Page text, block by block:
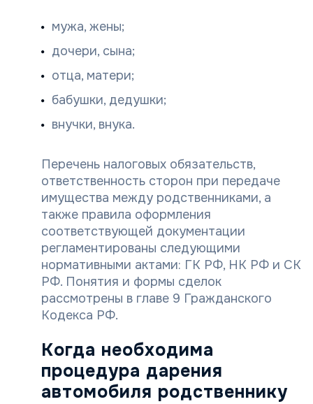
мужа, жены;
дочери, сына;
отца, матери;
бабушки, дедушки;
внучки, внука.
Перечень налоговых обязательств,
ответственность сторон при передаче
имущества между родственниками, а
также правила оформления
соответствующей документации
регламентированы следующими
нормативными актами: ГК РФ, НК РФ и СК
РФ. Понятия и формы сделок
рассмотрены в главе 9 Гражданского
Кодекса РФ.
Когда необходима
процедура дарения
автомобиля родственнику